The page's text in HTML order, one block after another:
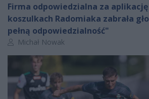
Firma odpowiedzialna za
koszulkach Radomiaka zabrała
pełną odpowiedzialność"
Autor artykułu:
Michał Nowak